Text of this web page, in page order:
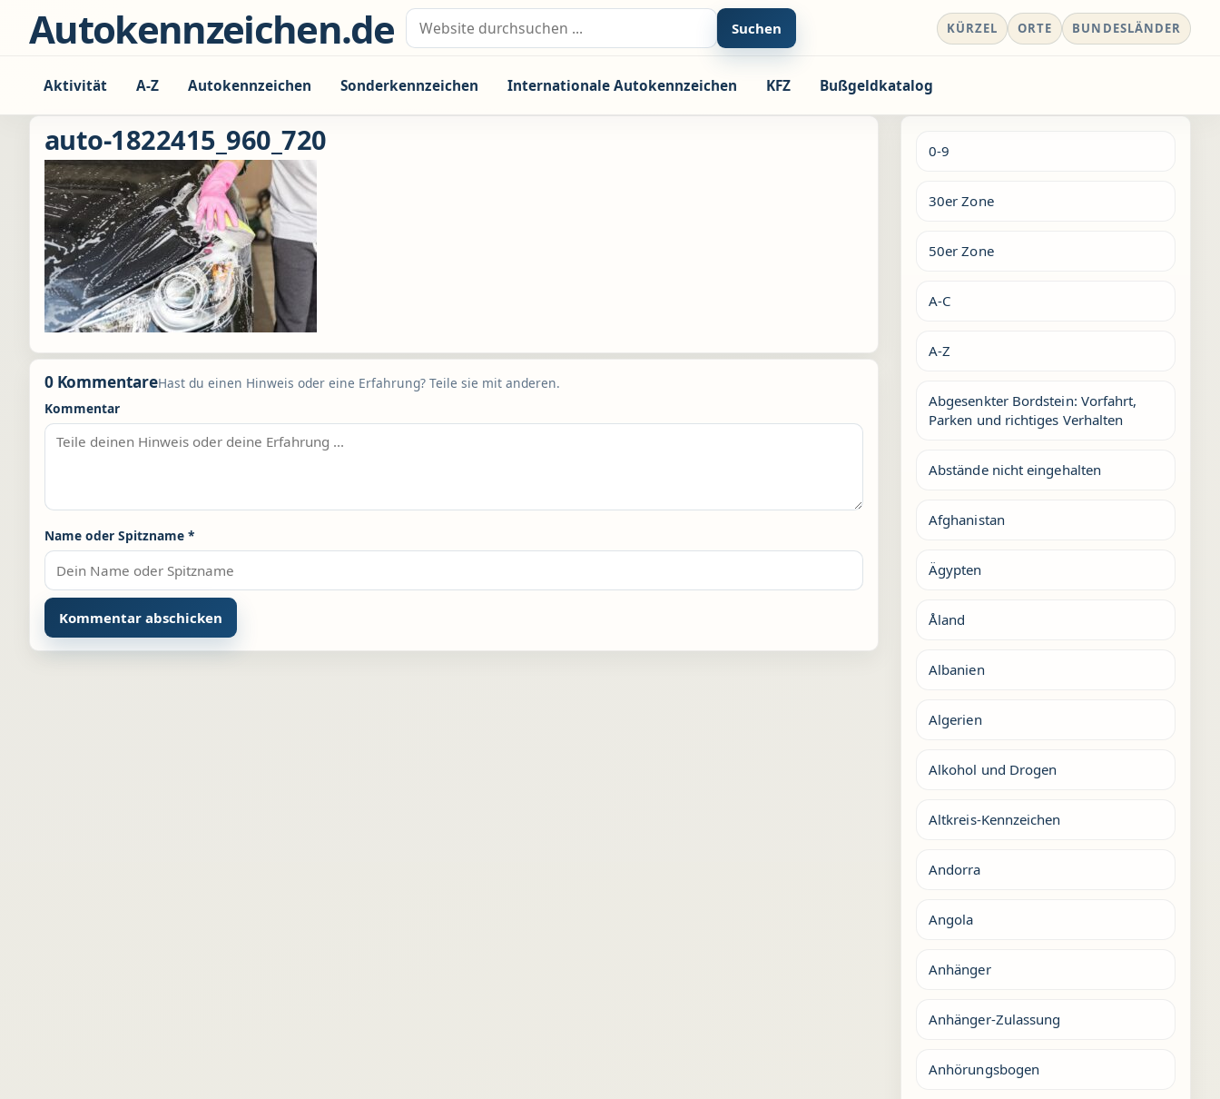
Zum Inhalt springen
Autokennzeichen.de Suche nach: Suchen KÜRZEL ORTE BUNDESLÄNDER
Aktivität A-Z Autokennzeichen Sonderkennzeichen Internationale Autokennzeichen KFZ Bußgeldkatalog
auto-1822415_960_720
0 KommentareHast du einen Hinweis oder eine Erfahrung? Teile sie mit anderen.
Kommentar
Name oder Spitzname *
Alternative:
0-9
30er Zone
50er Zone
A-C
A-Z
Abgesenkter Bordstein: Vorfahrt,
Parken und richtiges Verhalten
Abstände nicht eingehalten
Afghanistan
Ägypten
Åland
Albanien
Algerien
Alkohol und Drogen
Altkreis-Kennzeichen
Andorra
Angola
Anhänger
Anhänger-Zulassung
Anhörungsbogen